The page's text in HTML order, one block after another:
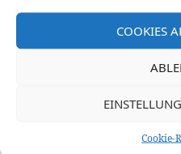
COOKIES
Cookie-
Wer kennt ihn nicht den
der uns in die Köpfe
Homosexuelle. Der
zu verdienen soll der
Homosexualität als